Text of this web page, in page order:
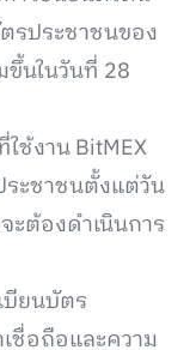
รประชาชนของ
ขึ้นในวันที่ 28
ช้งาน BitMEX
ะชาชนตั้งแต่วัน
ะต้องดำเนินการ
ยนบัตร
ชื่อถือและความ